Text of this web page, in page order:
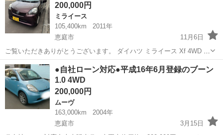
200,000円
ミライース
105,400km
2011年
恵庭市
11月6日
ご覧いただきありがとうございます。 ダイハツ ミライース Xf 4WD 走
行距離 105,400km 車検 R8/11/16 ETC、エンジンスターター付きで
す。 現在冬タイヤ装着、そのままお渡しします。 各部サビや小...
北海道 恵庭市 ミライース エンジン
●自社ローン対応●平成16年6月登録のブーン
1.0 4WD
200,000円
ムーヴ
163,000km
2004年
恵庭市
3月15日